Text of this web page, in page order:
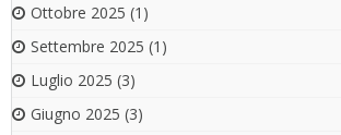
Ottobre 2025 (1)
Settembre 2025 (1)
Luglio 2025 (3)
Giugno 2025 (3)